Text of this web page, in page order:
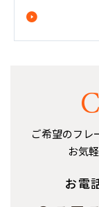
ご希望のフレ
お気
お電